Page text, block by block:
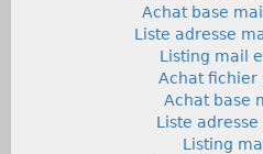
Achat base
Liste adresse
Listing mail
Achat fichier
Achat base
Liste
Listing